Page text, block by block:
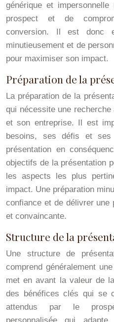
générique et
prospect et de
conversion. Il est donc
minutieusement et de
pour maximiser son impact.
Préparation de la
La préparation de la
qui nécessite une
et son entreprise. Il est
besoins, ses défis et
présentation en
objectifs de la présentation
les aspects les plus
impact. Une préparation
confiance et de délivrer
et convaincante.
Structure de la
Une structure de
comprend généralement
met en avant la valeur de
des bénéfices clés qui se
attendus par le